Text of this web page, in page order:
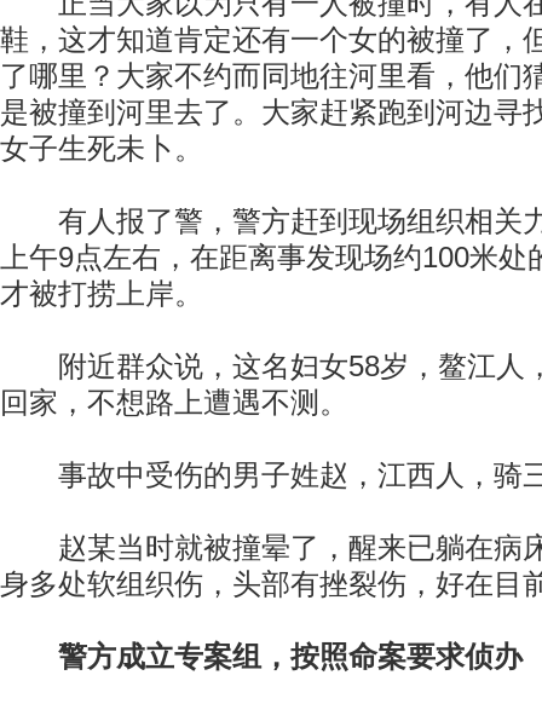
鞋，这才知道肯定还有一个女的被撞了，
了哪里？大家不约而同地往河里看，他们
是被撞到河里去了。大家赶紧跑到河边寻
女子生死未卜。
有人报了警，警方赶到现场组织相关
上午9点左右，在距离事发现场约100米
才被打捞上岸。
附近群众说，这名妇女58岁，鳌江人
回家，不想路上遭遇不测。
事故中受伤的男子姓赵，江西人，骑
赵某当时就被撞晕了，醒来已躺在病
身多处软组织伤，头部有挫裂伤，好在目
警方成立专案组，按照命案要求侦办